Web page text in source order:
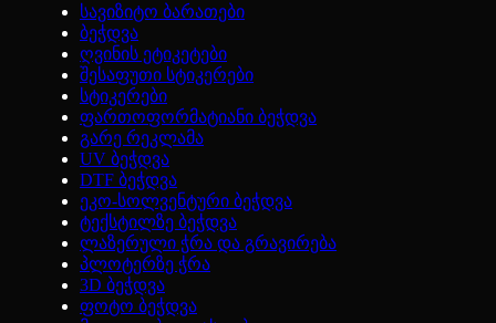
სავიზიტო ბარათები
ბეჭდვა
ღვინის ეტიკეტები
შესაფუთი სტიკერები
სტიკერები
ფართოფორმატიანი ბეჭდვა
გარე რეკლამა
UV ბეჭდვა
DTF ბეჭდვა
ეკო-სოლვენტური ბეჭდვა
ტექსტილზე ბეჭდვა
ლაზერული ჭრა და გრავირება
პლოტერზე ჭრა
3D ბეჭდვა
ფოტო ბეჭდვა